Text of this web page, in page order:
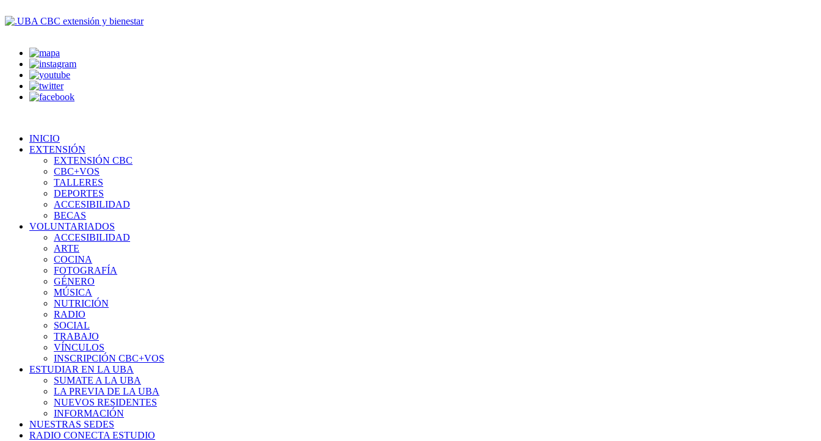
INICIO
EXTENSIÓN
EXTENSIÓN CBC
CBC+VOS
TALLERES
DEPORTES
ACCESIBILIDAD
BECAS
VOLUNTARIADOS
ACCESIBILIDAD
ARTE
COCINA
FOTOGRAFÍA
GÉNERO
MÚSICA
NUTRICIÓN
RADIO
SOCIAL
TRABAJO
VÍNCULOS
INSCRIPCIÓN CBC+VOS
ESTUDIAR EN LA UBA
SUMATE A LA UBA
LA PREVIA DE LA UBA
NUEVOS RESIDENTES
INFORMACIÓN
NUESTRAS SEDES
RADIO CONECTA ESTUDIO